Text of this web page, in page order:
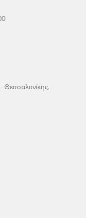
Θεσσαλονίκης,